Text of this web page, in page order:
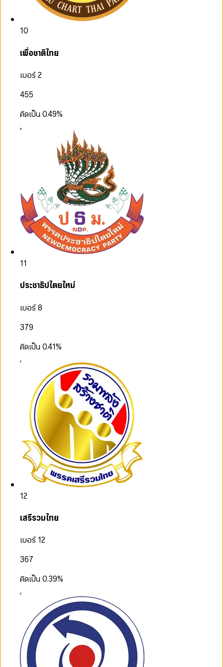
10
เพื่อชาติไทย
เบอร์ 2
455
คิดเป็น0.49%
11
ประชาธิปไตยใหม่
เบอร์ 8
379
คิดเป็น0.41%
12
เสรีรวมไทย
เบอร์ 12
367
คิดเป็น0.39%